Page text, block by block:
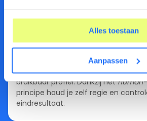
Alles toestaan
Aanpassen
Zoek- en
Zet dossierinformatie direct om in
bruikbaar profiel. Dankzij het
principe houd je zelf regie en
eindresultaat.